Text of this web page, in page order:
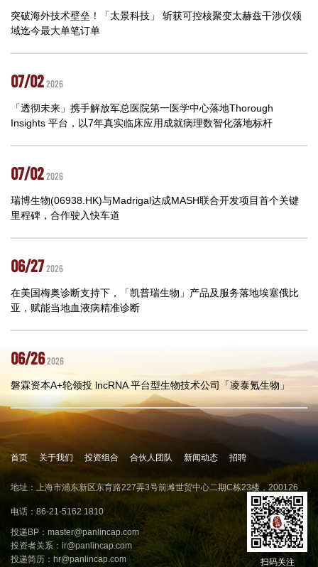
突破海外技术壁垒！「太景科技」 斩获可控核聚变太赫兹干涉仪领
域迄今最大单笔订单
07/022026
「透彻未来」携手解放军总医院第一医学中心落地Thorough
Insights 平台，以7年真实临床应用成就病理数智化落地标杆
07/022026
瑞博生物(06938.HK)与Madrigal达成MASH联合开发项目首个关键
里程碑，合作驶入快车道
06/272026
在美国梅奥诊断支持下，「凯普瑞生物」产品及服务落地埃塞俄比
亚，赋能当地血液病精准诊断
06/262026
磐霖资本A+轮领投 lncRNA 平台型生物技术公司「凌泰氪生物」
首页 关于我们 投资组合 合伙人团队 新闻动态 招聘
地址：上海市浦东新区东育路227弄3号前滩世贸中心二期C栋23楼，200126
电话：86-21-5162 1810
投递BP： master@panlincap.com
投资者关系： ir@panlincap.com
投递简历： hr@panlincap.com 扫码关注